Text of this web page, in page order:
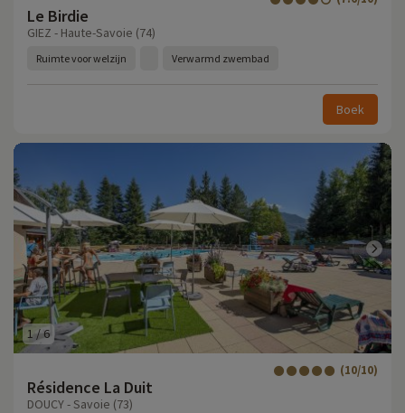
Le Birdie
GIEZ - Haute-Savoie (74)
Ruimte voor welzijn Verwarmd zwembad
Boek
1/6
Résidence La Duit
(10/10)
DOUCY - Savoie (73)